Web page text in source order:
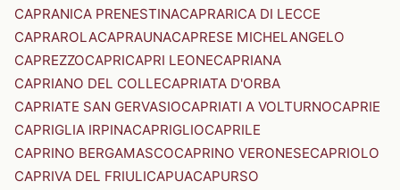
CAPRANICA PRENESTINACAPRARICA DI LECCE
CAPRAROLACAPRAUNACAPRESE MICHELANGELO
CAPREZZOCAPRICAPRI LEONECAPRIANA
CAPRIANO DEL COLLECAPRIATA D'ORBA
CAPRIATE SAN GERVASIOCAPRIATI A VOLTURNOCAPRIE
CAPRIGLIA IRPINACAPRIGLIOCAPRILE
CAPRINO BERGAMASCOCAPRINO VERONESECAPRIOLO
CAPRIVA DEL FRIULICAPUACAPURSO